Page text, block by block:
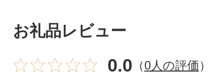
お礼品レビュー
0.0 （0人の評価）